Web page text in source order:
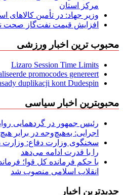
مركز استان
وزیر جهاد: در تأمین کالاهای
افزایش قیمت نفت‌گاز صحت
محبوب ترین اخبار ورزشی
Lizaro Session Time Limits
promocodes genereert
duplikacji kont Dudespin
محبوبترین اخبار سیاسی
رئیس جمهور در گردهمایی
اجرایی: به‌هیچ‌وجه در برابر
سخنگوی وزارت دفاع: وزارت
را با قدرت ادامه می‌دهد
با حکم فرمانده کل قوا؛
انقلاب اسلامی منصوب شد
جدیدترین اخبار